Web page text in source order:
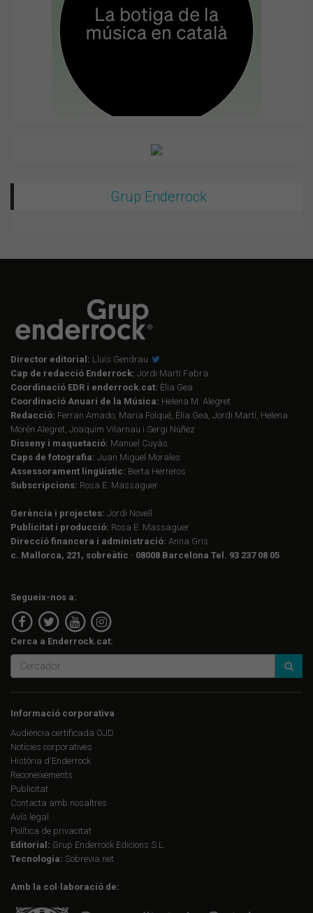
Grup Enderrock
Director editorial: Lluís Gendrau
Cap de redacció Enderrock: Jordi Martí Fabra
Coordinació EDR i enderrock.cat: Èlia Gea
Coordinació Anuari de la Música: Helena M. Alegret
Redacció: Ferran Amado, Maria Folqué, Èlia Gea, Jordi Martí, Helena
Morén Alegret, Joaquim Vilarnau i Sergi Núñez
Disseny i maquetació: Manuel Cuyàs
Caps de fotografia: Juan Miguel Morales
Assessorament lingüístic: Berta Herreros
Subscripcions: Rosa E. Massaguer
Gerència i projectes: Jordi Novell
Publicitat i producció: Rosa E. Massaguer
Direcció financera i administració: Anna Gris
c. Mallorca, 221, sobreàtic · 08008 Barcelona Tel. 93 237 08 05
Segueix-nos a:
Cerca a Enderrock.cat:
Informació corporativa
Audiència certificada OJD
Notícies corporatives
Història d'Enderrock
Reconeixements
Publicitat
Contacta amb nosaltres
Avís legal
Política de privacitat
Editorial: Grup Enderrock Edicions S.L.
Tecnologia: Sobrevia.net
Amb la col·laboració de: